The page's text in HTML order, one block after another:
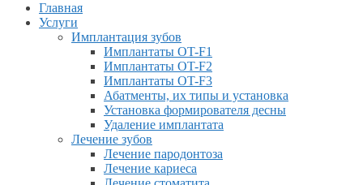
Главная
Услуги
Имплантация зубов
Имплантаты OT-F1
Имплантаты OT-F2
Имплантаты OT-F3
Абатменты, их типы и установка
Установка формирователя десны
Удаление имплантата
Лечение зубов
Лечение пародонтоза
Лечение кариеса